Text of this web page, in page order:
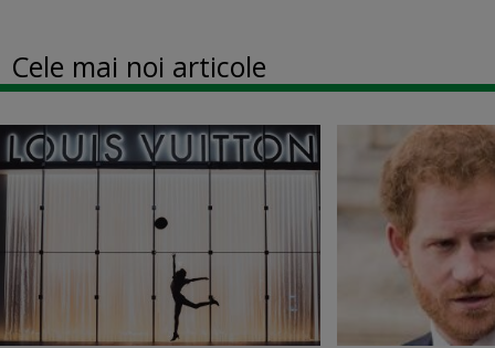
Cele mai noi articole